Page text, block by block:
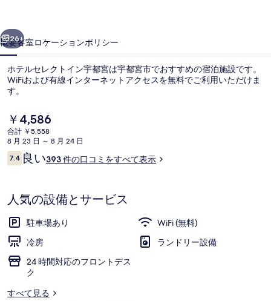
イ
ン
宇
都
宮
の
写
ギ
ラ
リ
ー
次へ
26+
概要客室ロケーションポリシー
ホテルセレクトイン宇都宮は宇都宮市でおすすめの宿泊施設です。
WiFiおよび有線インターネットアクセスを無料でご利用いただけま
す。
現
在
の
料
金
で
す
￥4,586
合計 ￥5,558
8 月 23 日 ～ 8 月 24 日
口
コ
7.410段階中7.4
良い393 件の口コミをすべて表示
人気の設備とサービス
駐車場あり
WiFi (無料)
冷房
ランドリー設備
24 時間対応のフロントデス
ク
すべて見る